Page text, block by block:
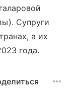
Супруги
а их
года.